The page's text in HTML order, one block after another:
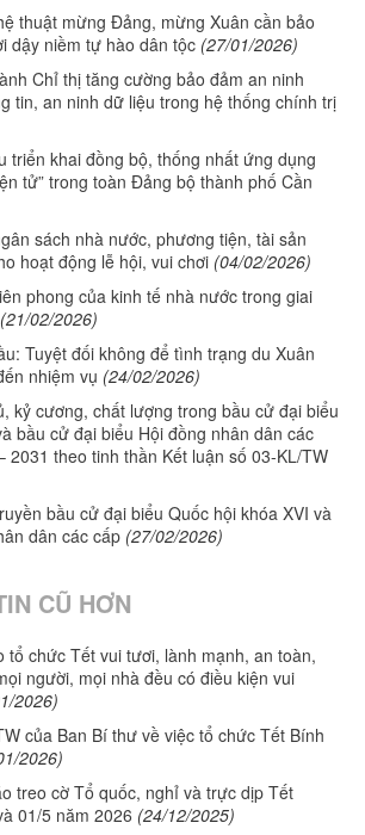
thuật mừng Đảng, mừng Xuân cần bảo
dậy niềm tự hào dân tộc (27/01/2026)
Chỉ thị tăng cường bảo đảm an ninh
tin, an ninh dữ liệu trong hệ thống chính trị
triển khai đồng bộ, thống nhất ứng dụng
tử” trong toàn Đảng bộ thành phố Cần
sách nhà nước, phương tiện, tài sản
hoạt động lễ hội, vui chơi (04/02/2026)
phong của kinh tế nhà nước trong giai
(21/02/2026)
Tuyệt đối không để tình trạng du Xuân
nhiệm vụ (24/02/2026)
kỷ cương, chất lượng trong bầu cử đại biểu
bầu cử đại biểu Hội đồng nhân dân các
2031 theo tinh thần Kết luận số 03-KL/TW
bầu cử đại biểu Quốc hội khóa XVI và
dân các cấp (27/02/2026)
CŨ HƠN
tổ chức Tết vui tươi, lành mạnh, an toàn,
người, mọi nhà đều có điều kiện vui
2026)
của Ban Bí thư về việc tổ chức Tết Bính
2026)
treo cờ Tổ quốc, nghỉ và trực dịp Tết
01/5 năm 2026 (24/12/2025)